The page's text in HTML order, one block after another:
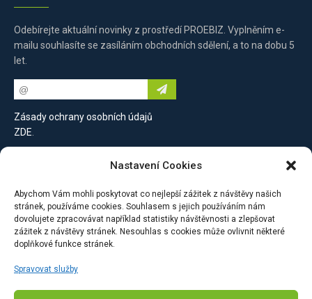
Nastavení Cookies
Abychom Vám mohli poskytovat co nejlepší zážitek z návštěvy našich
stránek, používáme cookies. Souhlasem s jejich používáním nám
dovolujete zpracovávat například statistiky návštěvnosti a zlepšovat
zážitek z návštěvy stránek. Nesouhlas s cookies může ovlivnit některé
doplňkové funkce stránek.
Spravovat služby
Odebírejte aktuální novinky z prostředí PROEBIZ. Vyplněním e-
mailu souhlasíte se zasíláním obchodních sdělení, a to na dobu 5
let.
Zásady ochrany osobních údajů
ZDE
PROEBIZ s.r.o.
Masarykovo náměstí 52/33
702 00 Moravská Ostrava
Česká republika